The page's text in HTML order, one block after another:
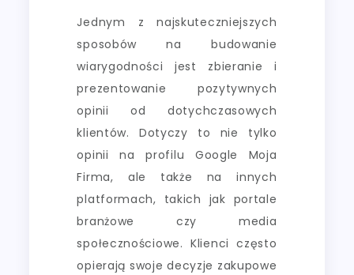
Jednym z najskuteczniejszych
sposobów na budowanie
wiarygodności jest zbieranie i
prezentowanie pozytywnych
opinii od dotychczasowych
klientów. Dotyczy to nie tylko
opinii na profilu Google Moja
Firma, ale także na innych
platformach, takich jak portale
branżowe czy media
społecznościowe. Klienci często
opierają swoje decyzje zakupowe